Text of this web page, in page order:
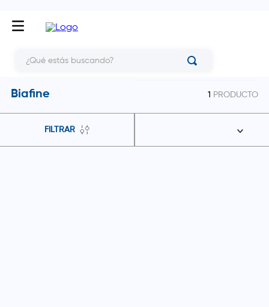
Biafine 1 PRODUCTO
FILTRAR